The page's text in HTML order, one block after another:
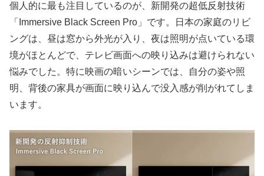
個人的に最も注目しているのが、新開発の超低反射技術
「Immersive Black Screen Pro」です。日本の家庭のリビ
ングは、昼は窓から外光が入り、夜は照明が点いている環
境がほとんどで、テレビ画面への映り込みは避けられない
悩みでした。特に映画の暗いシーンでは、自分の姿や照
明、背後の家具が画面に映り込んで没入感が削がれてしま
います。